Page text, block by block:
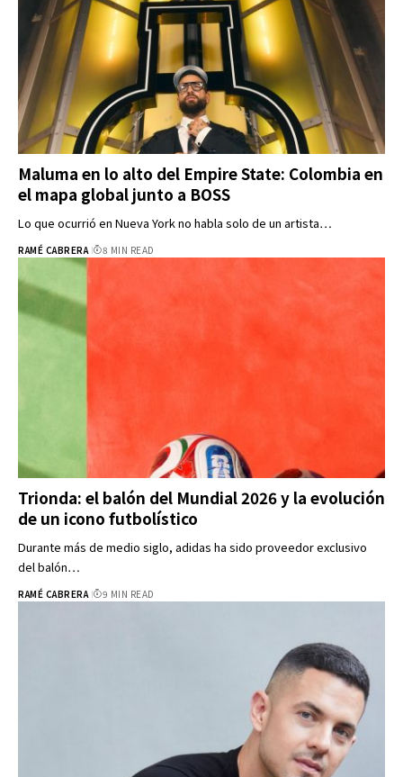
Maluma en lo alto del Empire State: Colombia en
el mapa global junto a BOSS
Lo que ocurrió en Nueva York no habla solo de un artista…
RAMÉ CABRERA 8 MIN READ
Trionda: el balón del Mundial 2026 y la evolución
de un icono futbolístico
Durante más de medio siglo, adidas ha sido proveedor exclusivo
del balón…
RAMÉ CABRERA 9 MIN READ